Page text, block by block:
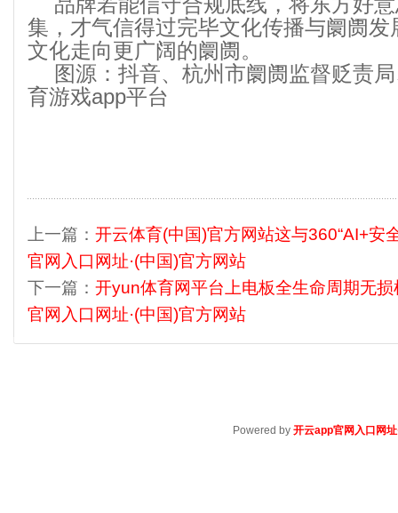
集，才气信得过完毕文化传播与阛阓
文化走向更广阔的阛阓。
图源：抖音、杭州市阛阓监督贬责
育游戏app平台
上一篇： 开云体育(中国)官方网站这与360“AI+安
官网入口网址·(中国)官方网站
下一篇： 开yun体育网平台上电板全生命周期无
官网入口网址·(中国)官方网站
Powered by 开云app官网入口网